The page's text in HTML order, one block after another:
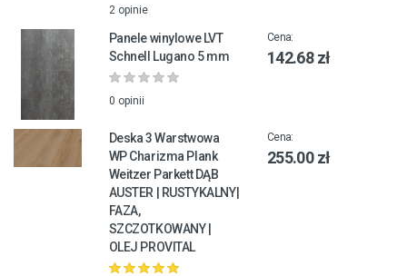
2 opinie
Panele winylowe LVT
Schnell Lugano 5 mm
0 opinii
Cena:
142.68 zł
Deska 3 Warstwowa
WP Charizma Plank
Weitzer Parkett DĄB
AUSTER | RUSTYKALNY|
FAZA,
SZCZOTKOWANY |
OLEJ PROVITAL
Cena:
255.00 zł